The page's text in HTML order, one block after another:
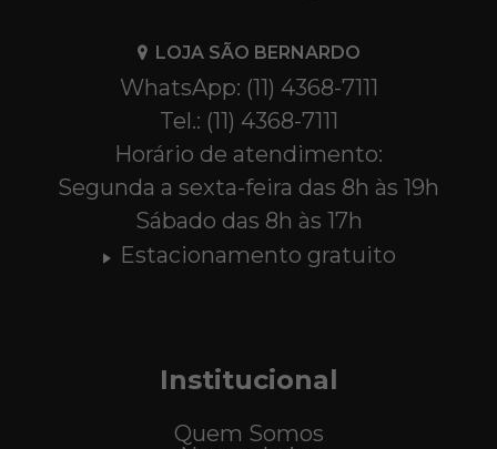
LOJA SÃO BERNARDO
WhatsApp: (11) 4368-7111
Tel.: (11) 4368-7111
Horário de atendimento:
Segunda a sexta-feira das 8h às 19h
Sábado das 8h às 17h
Estacionamento gratuito
Institucional
Quem Somos